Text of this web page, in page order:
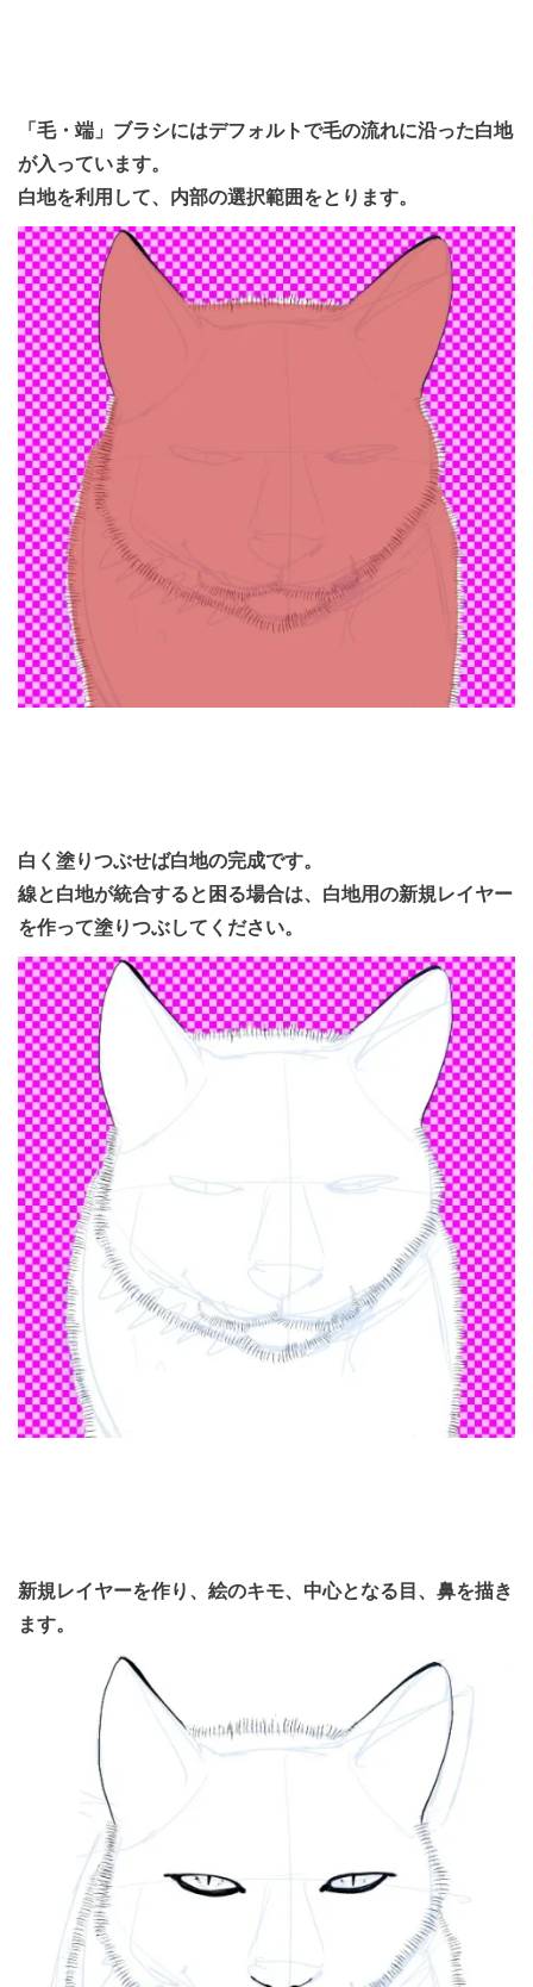
「毛・端」ブラシにはデフォルトで毛の流れに沿った白地
が入っています。
白地を利用して、内部の選択範囲をとります。
白く塗りつぶせば白地の完成です。
線と白地が統合すると困る場合は、白地用の新規レイヤー
を作って塗りつぶしてください。
新規レイヤーを作り、絵のキモ、中心となる目、鼻を描き
ます。